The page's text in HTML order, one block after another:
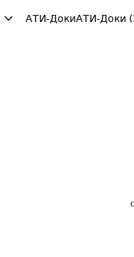
АТИ-ДокиАТИ-Доки